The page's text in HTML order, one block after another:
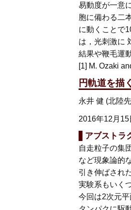
易動度が一意
胞に備わる二
に動くことで
は，光刺激に
結果や鞭毛運
[1] M. Ozaki
円軌道を描
永井 健 (北陸
2016年12月
アブストラ
自走粒子の集
など現象論的
引き伸ばされ
実験系もいく
今回は2次元